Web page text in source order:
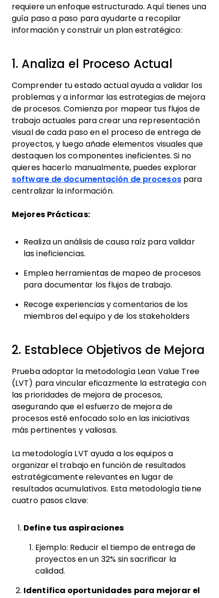
requiere un enfoque estructurado. Aquí tienes una
guía paso a paso para ayudarte a recopilar
información y construir un plan estratégico:
1. Analiza el Proceso Actual
Comprender tu estado actual ayuda a validar los
problemas y a informar las estrategias de mejora
de procesos. Comienza por mapear tus flujos de
trabajo actuales para crear una representación
visual de cada paso en el proceso de entrega de
proyectos, y luego añade elementos visuales que
destaquen los componentes ineficientes. Si no
quieres hacerlo manualmente, puedes explorar
software de documentación de procesospara
centralizar la información.
Mejores Prácticas:
Realiza un análisis de causa raíz para validar
las ineficiencias.
Emplea herramientas de mapeo de procesos
para documentar los flujos de trabajo.
Recoge experiencias y comentarios de los
miembros del equipo y de los stakeholders
2. Establece Objetivos de Mejora
Prueba adoptar la metodología Lean Value Tree
(LVT) para vincular eficazmente la estrategia con
las prioridades de mejora de procesos,
asegurando que el esfuerzo de mejora de
procesos esté enfocado solo en las iniciativas
más pertinentes y valiosas.
La metodología LVT ayuda a los equipos a
organizar el trabajo en función de resultados
estratégicamente relevantes en lugar de
resultados acumulativos. Esta metodología tiene
cuatro pasos clave:
Define tus aspiraciones
Ejemplo: Reducir el tiempo de entrega de
proyectos en un 32% sin sacrificar la
calidad.
Identifica oportunidades para mejorar el